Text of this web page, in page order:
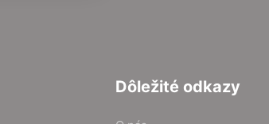
Dôležité odkazy